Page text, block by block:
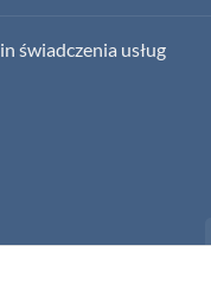
świadczenia usług
RÓŻYNY NIP 9570820213